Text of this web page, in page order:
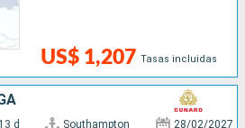
US$ 1,207 Tasas incluidas
13 d Southampton 28/02/2027